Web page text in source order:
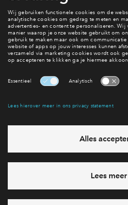
verkocht
Oud
verkocht